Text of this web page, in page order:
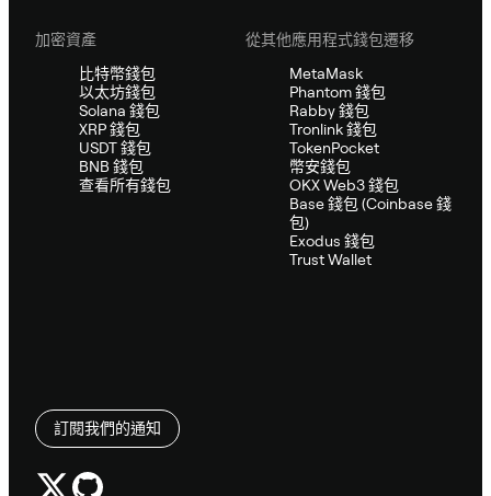
加密資產
比特幣錢包
以太坊錢包
Solana 錢包
XRP 錢包
USDT 錢包
BNB 錢包
查看所有錢包
從其他應用程式錢包遷移
MetaMask
Phantom 錢包
Rabby 錢包
Tronlink 錢包
TokenPocket
幣安錢包
OKX Web3 錢包
Base 錢包 (Coinbase 錢
包)
Exodus 錢包
Trust Wallet
訂閱我們的通知